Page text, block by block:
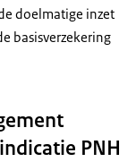
doelmatige inzet
basisverzekering
PNH